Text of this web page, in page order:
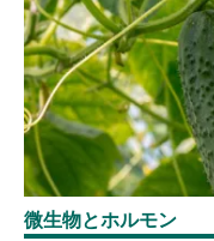
微生物とホルモン